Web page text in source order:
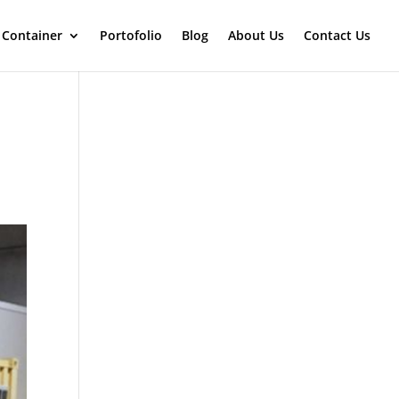
Portofolio Blog About Us Contact Us